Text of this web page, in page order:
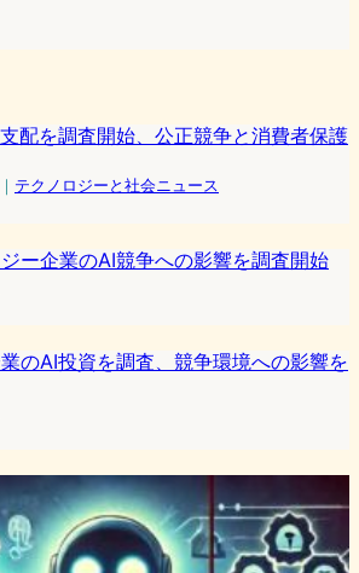
配を調査開始、公正競争と消費者保護
｜ テクノロジーと社会ニュース
ー企業のAI競争への影響を調査開始
のAI投資を調査、競争環境への影響を